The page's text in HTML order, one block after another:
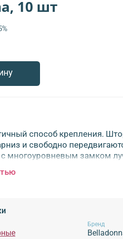
10 шт
способ крепления.
и свободно
многоуровневым замком
тканей. Люверсы легко
чтобы портьера на
лучше обметать, чтобы
35 мм.
Бренд